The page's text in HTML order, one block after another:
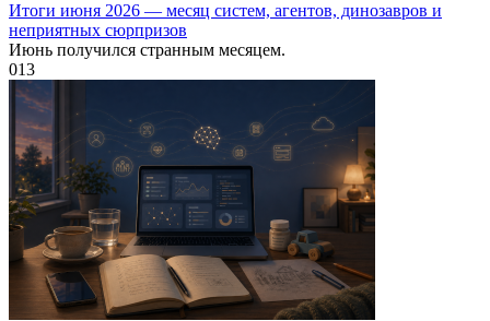
Итоги июня 2026 — месяц систем, агентов, динозавров и
неприятных сюрпризов
Июнь получился странным месяцем.
013